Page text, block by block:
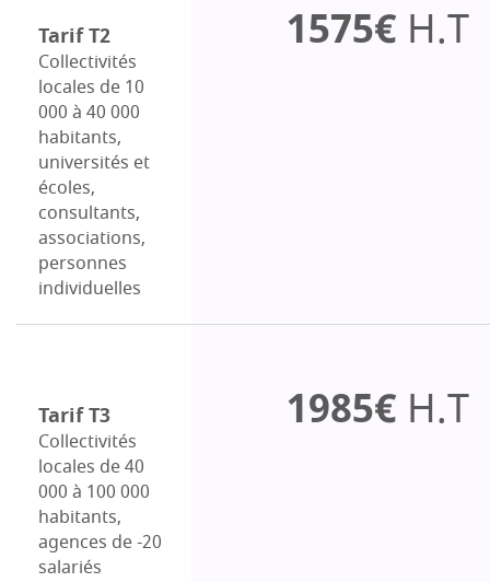
Tarif T2
Collectivités
locales de 10
000 à 40 000
habitants,
universités et
écoles,
consultants,
associations,
personnes
individuelles
1575€ H.T
Tarif T3
Collectivités
locales de 40
000 à 100 000
habitants,
agences de -20
salariés
1985€ H.T